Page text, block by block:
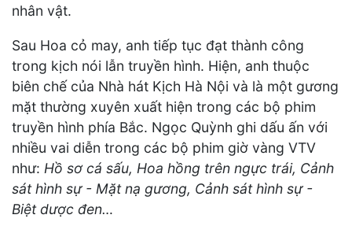
nhân vật.
Sau Hoa cỏ may, anh tiếp tục đạt thành công
trong kịch nói lẫn truyền hình. Hiện, anh thuộc
biên chế của Nhà hát Kịch Hà Nội và là một gương
mặt thường xuyên xuất hiện trong các bộ phim
truyền hình phía Bắc. Ngọc Quỳnh ghi dấu ấn với
nhiều vai diễn trong các bộ phim giờ vàng VTV
như: Hồ sơ cá sấu, Hoa hồng trên ngực trái, Cảnh
sát hình sự - Mặt nạ gương, Cảnh sát hình sự -
Biệt dược đen…